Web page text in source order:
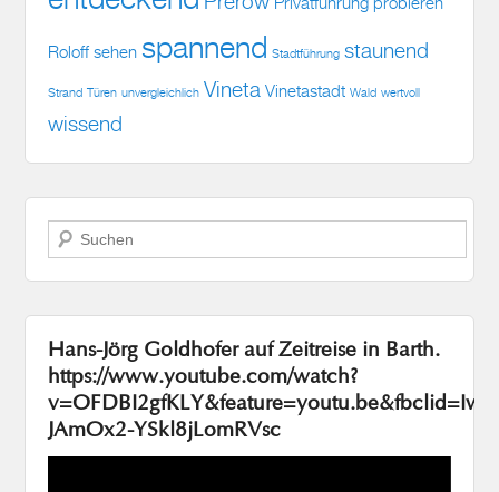
Roloff sehen spannend Stadtführung staunend
Strand Türen unvergleichlich Vineta Vinetastadt Wald wertvoll
wissend
Suchen
Hans-Jörg Goldhofer auf Zeitreise in Barth.
https://www.youtube.com/watch?
JAmOx2-YSkl8jLomRVsc